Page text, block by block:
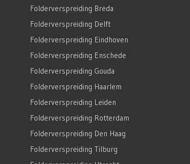
Folderverspreiding Breda
Folderverspreiding Delft
Folderverspreiding Eindhoven
Folderverspreiding Enschede
Folderverspreiding Gouda
Folderverspreiding Haarlem
Folderverspreiding Leiden
Folderverspreiding Rotterdam
Folderverspreiding Den Haag
Folderverspreiding Tilburg